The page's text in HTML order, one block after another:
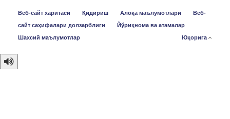
Веб-сайт харитаси Қидириш Алоқа маълумотлари
Веб-
сайт саҳифалари долзарблиги
Йўриқнома ва атамалар
Шахсий маълумотлар
Юқорига